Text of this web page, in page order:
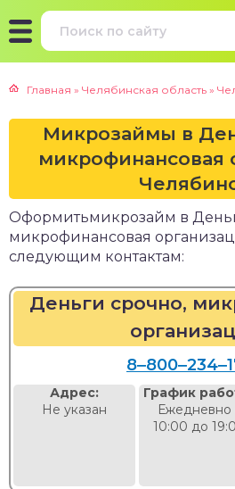
Главная » Челябинская область »
Микрозаймы в
микрофинансовая
Оформитьмикрозайм в
микрофинансовая
следующим контактам:
Деньги срочно,
Адрес:
Не указан
График
Ежедневно
10:00 до